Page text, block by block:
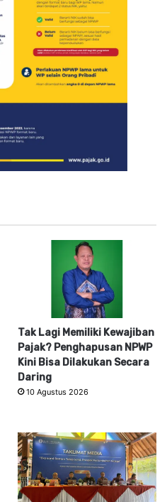
Tak Lagi Memiliki Kewajiban
Pajak? Penghapusan NPWP
Kini Bisa Dilakukan Secara
Daring
10 Agustus 2026